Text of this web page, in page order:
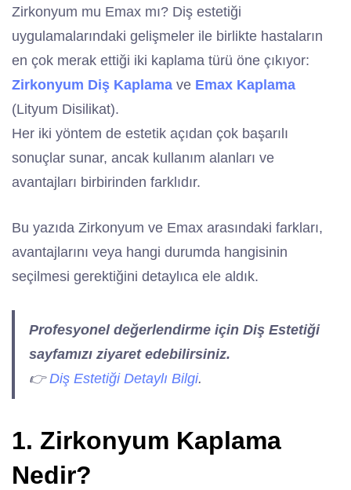
Zirkonyum mu Emax mı? Diş estetiği
uygulamalarındaki gelişmeler ile birlikte hastaların
en çok merak ettiği iki kaplama türü öne çıkıyor:
Zirkonyum Diş Kaplama ve Emax Kaplama
(Lityum Disilikat).
Her iki yöntem de estetik açıdan çok başarılı
sonuçlar sunar, ancak kullanım alanları ve
avantajları birbirinden farklıdır.
Bu yazıda Zirkonyum ve Emax arasındaki farkları,
avantajlarını veya hangi durumda hangisinin
seçilmesi gerektiğini detaylıca ele aldık.
Profesyonel değerlendirme için Diş Estetiği
sayfamızı ziyaret edebilirsiniz.
👉Diş Estetiği Detaylı Bilgi.
1. Zirkonyum Kaplama
Nedir?